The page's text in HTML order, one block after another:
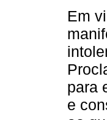
Em
para
e